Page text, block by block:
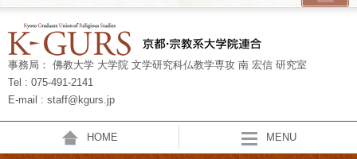
事務局： 佛教大学 大学院 文学研究科仏教学専攻 南 宏信 研究室
Tel : 075-491-2141
E-mail : staff@kgurs.jp
HOME MENU